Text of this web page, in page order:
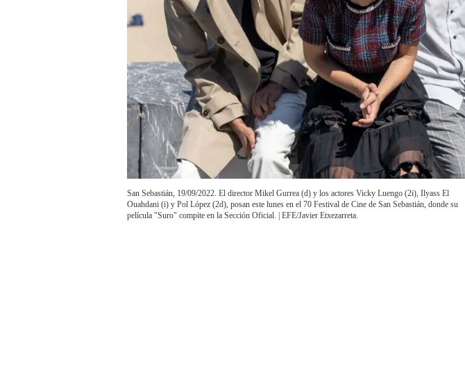
San Sebastián, 19/09/2022. El director Mikel Gurrea (d) y los actores Vicky Luengo (2i), Ilyass El
Ouahdani (i) y Pol López (2d), posan este lunes en el 70 Festival de Cine de San Sebastián, donde su
película "Suro" compite en la Sección Oficial. | EFE/Javier Etxezarreta.